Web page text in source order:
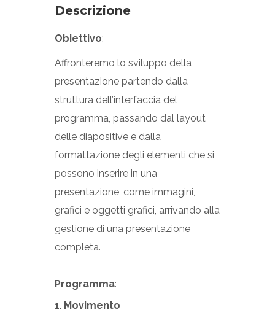
Descrizione
Obiettivo:
Affronteremo lo sviluppo della
presentazione partendo dalla
struttura dell’interfaccia del
programma, passando dal layout
delle diapositive e dalla
formattazione degli elementi che si
possono inserire in una
presentazione, come immagini,
grafici e oggetti grafici, arrivando alla
gestione di una presentazione
completa.
Programma:
1. Movimento